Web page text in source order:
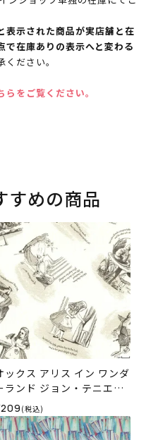
示された商品が実店舗と在
在庫ありの表示へと変わる
ださい。
らをご覧ください。
すめの商品
ックス アリス イン ワンダ
ランド ジョン・テニエル
世界＜01BE＞生地 ホビー
ホビーレデザインコレク
ョン
(税込)